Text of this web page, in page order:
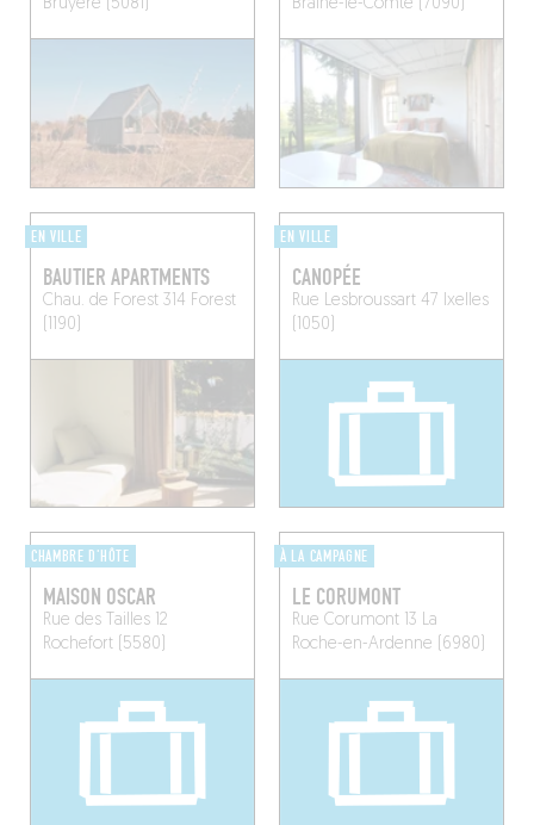
Bruyère (5081)
Braine-le-Comte (7090)
EN VILLE
BAUTIER APARTMENTS
Chau. de Forest 314 Forest
(1190)
EN VILLE
CANOPÉE
Rue Lesbroussart 47 Ixelles
(1050)
CHAMBRE D'HÔTE
MAISON OSCAR
Rue des Tailles 12
Rochefort (5580)
À LA CAMPAGNE
LE CORUMONT
Rue Corumont 13 La
Roche-en-Ardenne (6980)